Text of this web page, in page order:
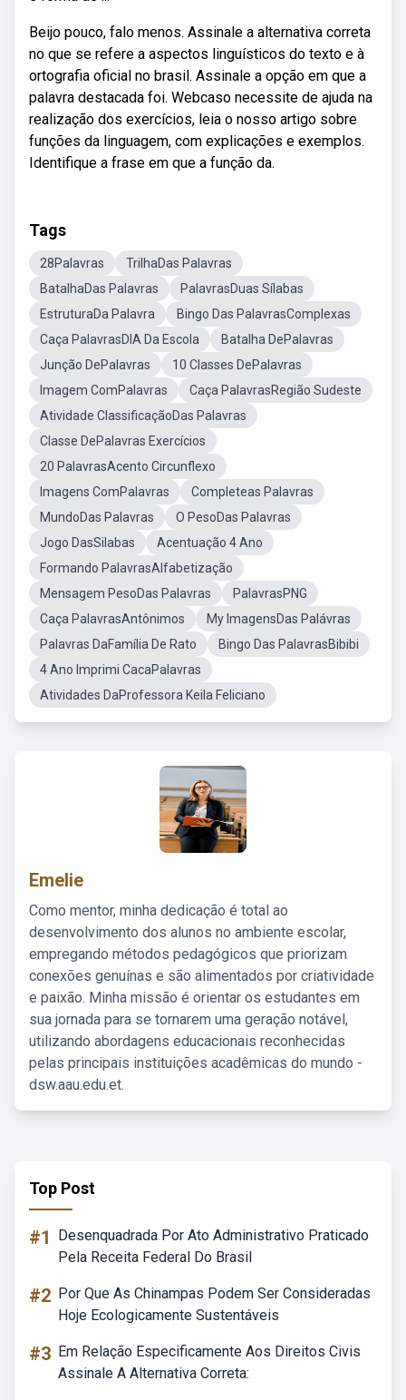
Beijo pouco, falo menos. Assinale a alternativa correta
no que se refere a aspectos linguísticos do texto e à
ortografia oficial no brasil. Assinale a opção em que a
palavra destacada foi. Webcaso necessite de ajuda na
realização dos exercícios, leia o nosso artigo sobre
funções da linguagem, com explicações e exemplos.
Identifique a frase em que a função da.
Tags
28Palavras
TrilhaDas Palavras
BatalhaDas Palavras
PalavrasDuas Sílabas
EstruturaDa Palavra
Bingo Das PalavrasComplexas
Caça PalavrasDIA Da Escola
Batalha DePalavras
Junção DePalavras
10 Classes DePalavras
Imagem ComPalavras
Caça PalavrasRegião Sudeste
Atividade ClassificaçãoDas Palavras
Classe DePalavras Exercícios
20 PalavrasAcento Circunflexo
Imagens ComPalavras
Completeas Palavras
MundoDas Palavras
O PesoDas Palavras
Jogo DasSilabas
Acentuação 4 Ano
Formando PalavrasAlfabetização
Mensagem PesoDas Palavras
PalavrasPNG
Caça PalavrasAntônimos
My ImagensDas Palávras
Palavras DaFamília De Rato
Bingo Das PalavrasBibibi
4 Ano Imprimi CacaPalavras
Atividades DaProfessora Keila Feliciano
Emelie
Como mentor, minha dedicação é total ao
desenvolvimento dos alunos no ambiente escolar,
empregando métodos pedagógicos que priorizam
conexões genuínas e são alimentados por criatividade
e paixão. Minha missão é orientar os estudantes em
sua jornada para se tornarem uma geração notável,
utilizando abordagens educacionais reconhecidas
pelas principais instituições acadêmicas do mundo -
dsw.aau.edu.et.
Top Post
#1
Desenquadrada Por Ato Administrativo Praticado
Pela Receita Federal Do Brasil
#2 Por Que As Chinampas Podem Ser Consideradas
Hoje Ecologicamente Sustentáveis
#3 Em Relação Especificamente Aos Direitos Civis
Assinale A Alternativa Correta: